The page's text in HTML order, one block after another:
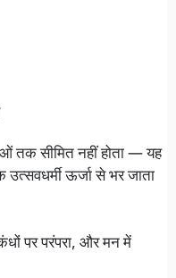
तक सीमित नहीं होता — यह
ऊर्जा से भर जाता
पर परंपरा, और मन में